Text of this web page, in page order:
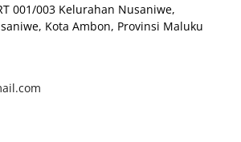
001/003 Kelurahan Nusaniwe,
Kota Ambon, Provinsi Maluku